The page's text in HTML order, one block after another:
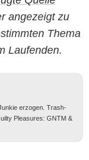
angezeigt zu
Thema
Laufenden.
erzogen. Trash-
Pleasures: GNTM &